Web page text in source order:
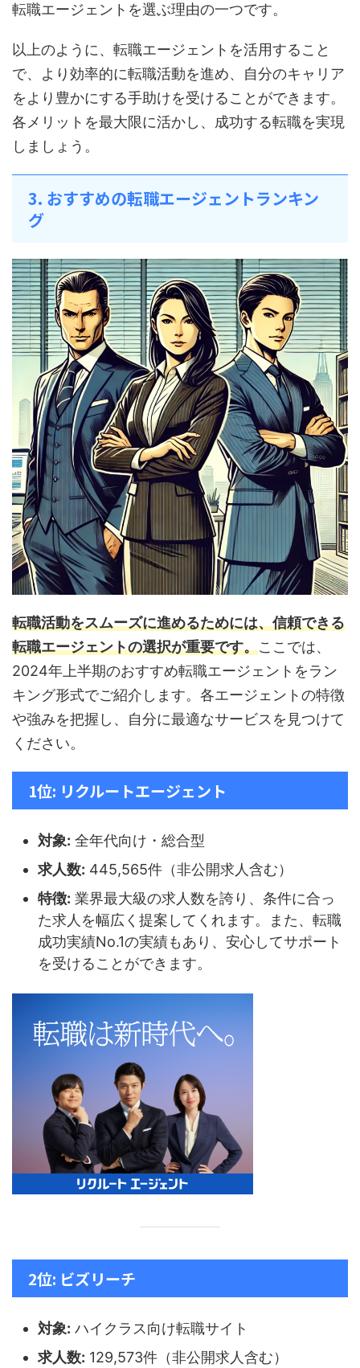
転職エージェントを選ぶ理由の一つです。
以上のように、転職エージェントを活用すること
で、より効率的に転職活動を進め、自分のキャリア
をより豊かにする手助けを受けることができます。
各メリットを最大限に活かし、成功する転職を実現
しましょう。
3. おすすめの転職エージェントランキン
グ
転職活動をスムーズに進めるためには、信頼できる
転職エージェントの選択が重要です。ここでは、
2024年上半期のおすすめ転職エージェントをラン
キング形式でご紹介します。各エージェントの特徴
や強みを把握し、自分に最適なサービスを見つけて
ください。
1位: リクルートエージェント
対象: 全年代向け・総合型
求人数: 445,565件（非公開求人含む）
特徴: 業界最大級の求人数を誇り、条件に合っ
た求人を幅広く提案してくれます。また、転職
成功実績No.1の実績もあり、安心してサポート
を受けることができます。
2位: ビズリーチ
対象: ハイクラス向け転職サイト
求人数: 129,573件（非公開求人含む）